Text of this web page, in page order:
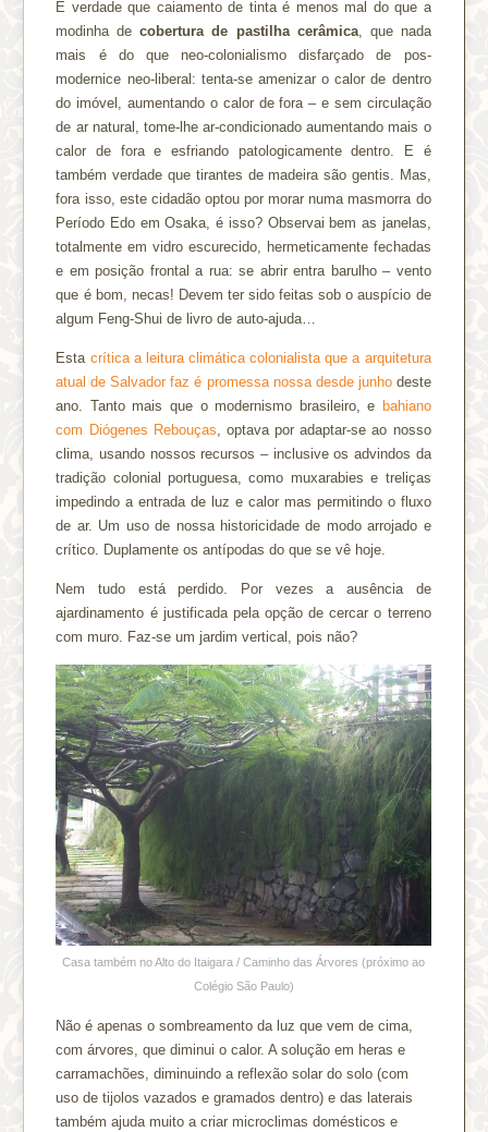
É verdade que caiamento de tinta é menos mal do que a
modinha decobertura de pastilha cerâmica, que nada
mais é do que neo-colonialismo disfarçado de pos-
modernice neo-liberal: tenta-se amenizar o calor de dentro
do imóvel, aumentando o calor de fora – e sem circulação
de ar natural, tome-lhe ar-condicionado aumentando mais o
calor de fora e esfriando patologicamente dentro. E é
também verdade que tirantes de madeira são gentis. Mas,
fora isso, este cidadão optou por morar numa masmorra do
Período Edo em Osaka, é isso? Observai bem as janelas,
totalmente em vidro escurecido, hermeticamente fechadas
e em posição frontal a rua: se abrir entra barulho – vento
que é bom, necas! Devem ter sido feitas sob o auspício de
algum Feng-Shui de livro de auto-ajuda…
Esta crítica a leitura climática colonialista que a arquitetura
atual de Salvador faz é promessa nossa desde junhodeste
ano. Tanto mais que o modernismo brasileiro, e bahiano
com Diógenes Rebouças, optava por adaptar-se ao nosso
clima, usando nossos recursos – inclusive os advindos da
tradição colonial portuguesa, como muxarabies e treliças
impedindo a entrada de luz e calor mas permitindo o fluxo
de ar. Um uso de nossa historicidade de modo arrojado e
crítico. Duplamente os antípodas do que se vê hoje.
Nem tudo está perdido. Por vezes a ausência de
ajardinamento é justificada pela opção de cercar o terreno
com muro. Faz-se um jardim vertical, pois não?
Casa também no Alto do Itaigara / Caminho das Árvores (próximo ao
Colégio São Paulo)
Não é apenas o sombreamento da luz que vem de cima,
com árvores, que diminui o calor. A solução em heras e
carramachões, diminuindo a reflexão solar do solo (com
uso de tijolos vazados e gramados dentro) e das laterais
também ajuda muito a criar microclimas domésticos e